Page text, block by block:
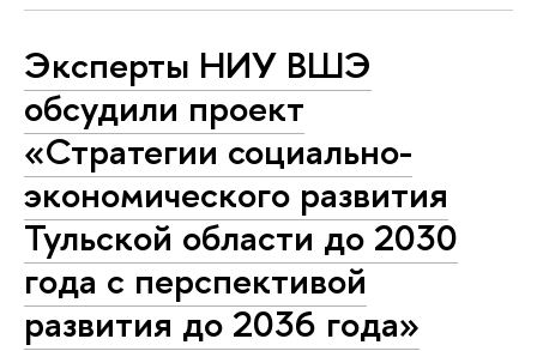
Эксперты НИУ ВШЭ
обсудили проект
«Стратегии социально-
экономического развития
Тульской области до 2030
года с перспективой
развития до 2036 года»